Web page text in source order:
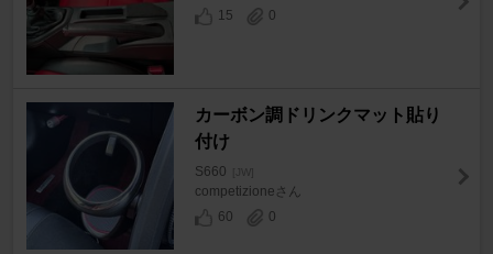
15
0
カーボン調ドリンクマット貼り
付け
S660 [JW]
competizioneさん
60
0